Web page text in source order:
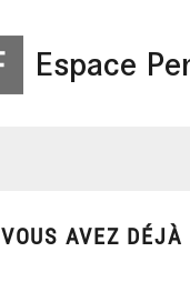
Espace
VOUS AVEZ